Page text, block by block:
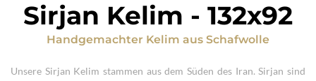
Sirjan Kelim - 132x92
Handgemachter Kelim aus Schafwolle
Unsere Sirjan Kelim stammen aus dem Süden des Iran. Sirjan sind